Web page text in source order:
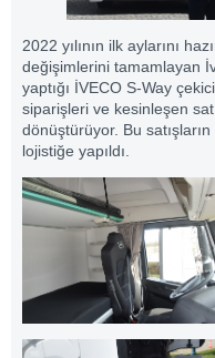
2022 yılının ilk aylarını
değişimlerini tamamlayan
yaptığı İVECO S-Way
siparişleri ve kesinleşen
dönüştürüyor. Bu
lojistiğe yapıldı.